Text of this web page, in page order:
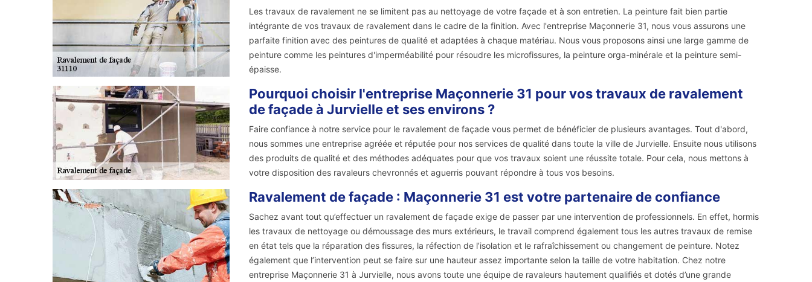
Les travaux de ravalement ne se limitent pas au nettoyage de votre façade et à son entretien. La peinture fait bien partie
intégrante de vos travaux de ravalement dans le cadre de la finition. Avec l'entreprise Maçonnerie 31, nous vous assurons une
parfaite finition avec des peintures de qualité et adaptées à chaque matériau. Nous vous proposons ainsi une large gamme de
peinture comme les peintures d'imperméabilité pour résoudre les microfissures, la peinture orga-minérale et la peinture semi-
épaisse.
Pourquoi choisir l'entreprise Maçonnerie 31 pour vos travaux de ravalement
de façade à Jurvielle et ses environs ?
Faire confiance à notre service pour le ravalement de façade vous permet de bénéficier de plusieurs avantages. Tout d'abord,
nous sommes une entreprise agréée et réputée pour nos services de qualité dans toute la ville de Jurvielle. Ensuite nous utilisons
des produits de qualité et des méthodes adéquates pour que vos travaux soient une réussite totale. Pour cela, nous mettons à
votre disposition des ravaleurs chevronnés et aguerris pouvant répondre à tous vos besoins.
Ravalement de façade : Maçonnerie 31 est votre partenaire de confiance
Sachez avant tout qu’effectuer un ravalement de façade exige de passer par une intervention de professionnels. En effet, hormis
les travaux de nettoyage ou démoussage des murs extérieurs, le travail comprend également tous les autres travaux de remise
en état tels que la réparation des fissures, la réfection de l’isolation et le rafraîchissement ou changement de peinture. Notez
également que l’intervention peut se faire sur une hauteur assez importante selon la taille de votre habitation. Chez notre
entreprise Maçonnerie 31 à Jurvielle, nous avons toute une équipe de ravaleurs hautement qualifiés et dotés d’une grande